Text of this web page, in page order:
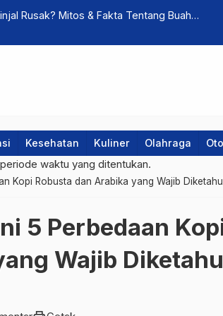
Rusak? Mitos & Fakta Tentang Buah
Kesehatan Kuliner Olahraga
waktu yang ditentukan.
Kopi Robusta dan Arabika yang Wajib
5 Perbedaan
Wajib